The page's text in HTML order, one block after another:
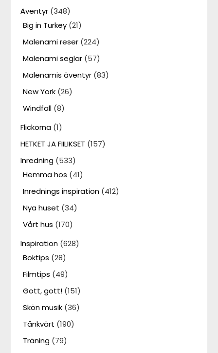
Äventyr (348)
Big in Turkey (21)
Malenami reser (224)
Malenami seglar (57)
Malenamis äventyr (83)
New York (26)
Windfall (8)
Flickorna (1)
HETKET JA FIILIKSET (157)
Inredning (533)
Hemma hos (41)
Inrednings inspiration (412)
Nya huset (34)
Vårt hus (170)
Inspiration (628)
Boktips (28)
Filmtips (49)
Gott, gott! (151)
Skön musik (36)
Tänkvärt (190)
Träning (79)